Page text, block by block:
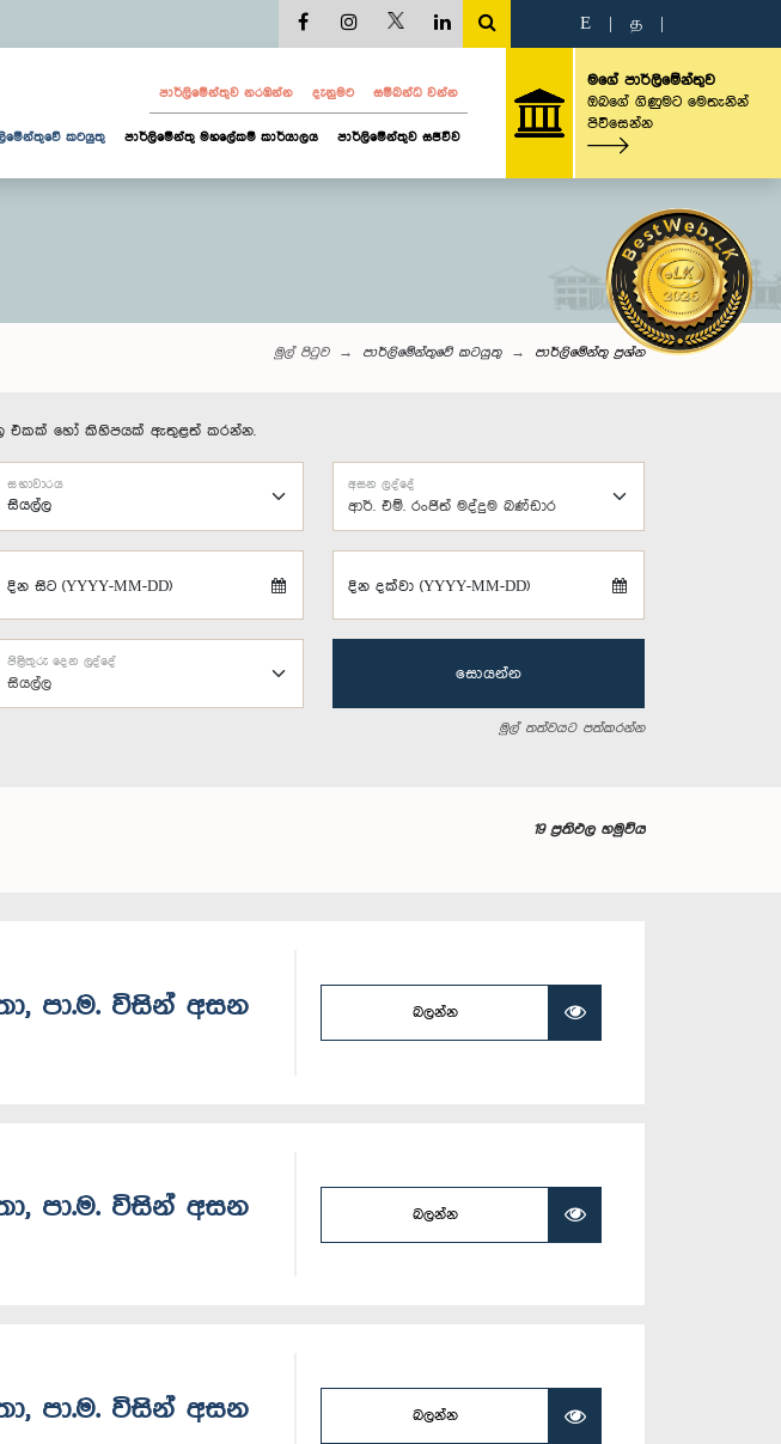
E த
පාර්ලි‌මේන්තුව නරඹන්න දැනුමට සම්බන්ධ වන්න
කටයුතු පාර්ලිමේන්තු මහලේකම් කාර්යාලය පාර්ලිමේන්තුව සජීවීව
මගේ පාර්ලිමේන්තුව
ඔබගේ ගිණුමට මෙතැනින්
පිවිසෙන්න
මුල් පිටුව පාර්ලිමේන්තුවේ කටයුතු පාර්ලි‌මේන්තු‌ ප්‍රශ්න
එකක් හෝ කිහිපයක් ඇතුළත් කරන්න.
සභාවාරය
ආර්. එම්. රංජිත් මද්දුම බණ්ඩාර
අසන ලද්දේ
දින සිට (YYYY-MM-DD) දින දක්වා (YYYY-MM-DD)
සියල්ල
පිළිතුරු දෙන ලද්දේ
සොයන්න
මුල් තත්වයට පත්කරන්න
19 ප්‍රතිඵල හමුවිය
පා.ම. විසින් අසන
බලන්න
පා.ම. විසින් අසන
බලන්න
පා.ම. විසින් අසන
බලන්න